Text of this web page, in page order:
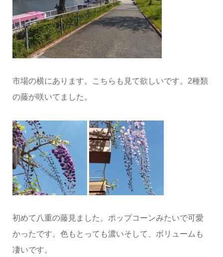
市場の横にあります。こちらも見て欲しいです。2種類
の藤が咲いてました。
初めて八重の藤見ました。ポップコーンみたいで可愛
かったです。色もとっても濃いそして、ボリュームも
凄いです。